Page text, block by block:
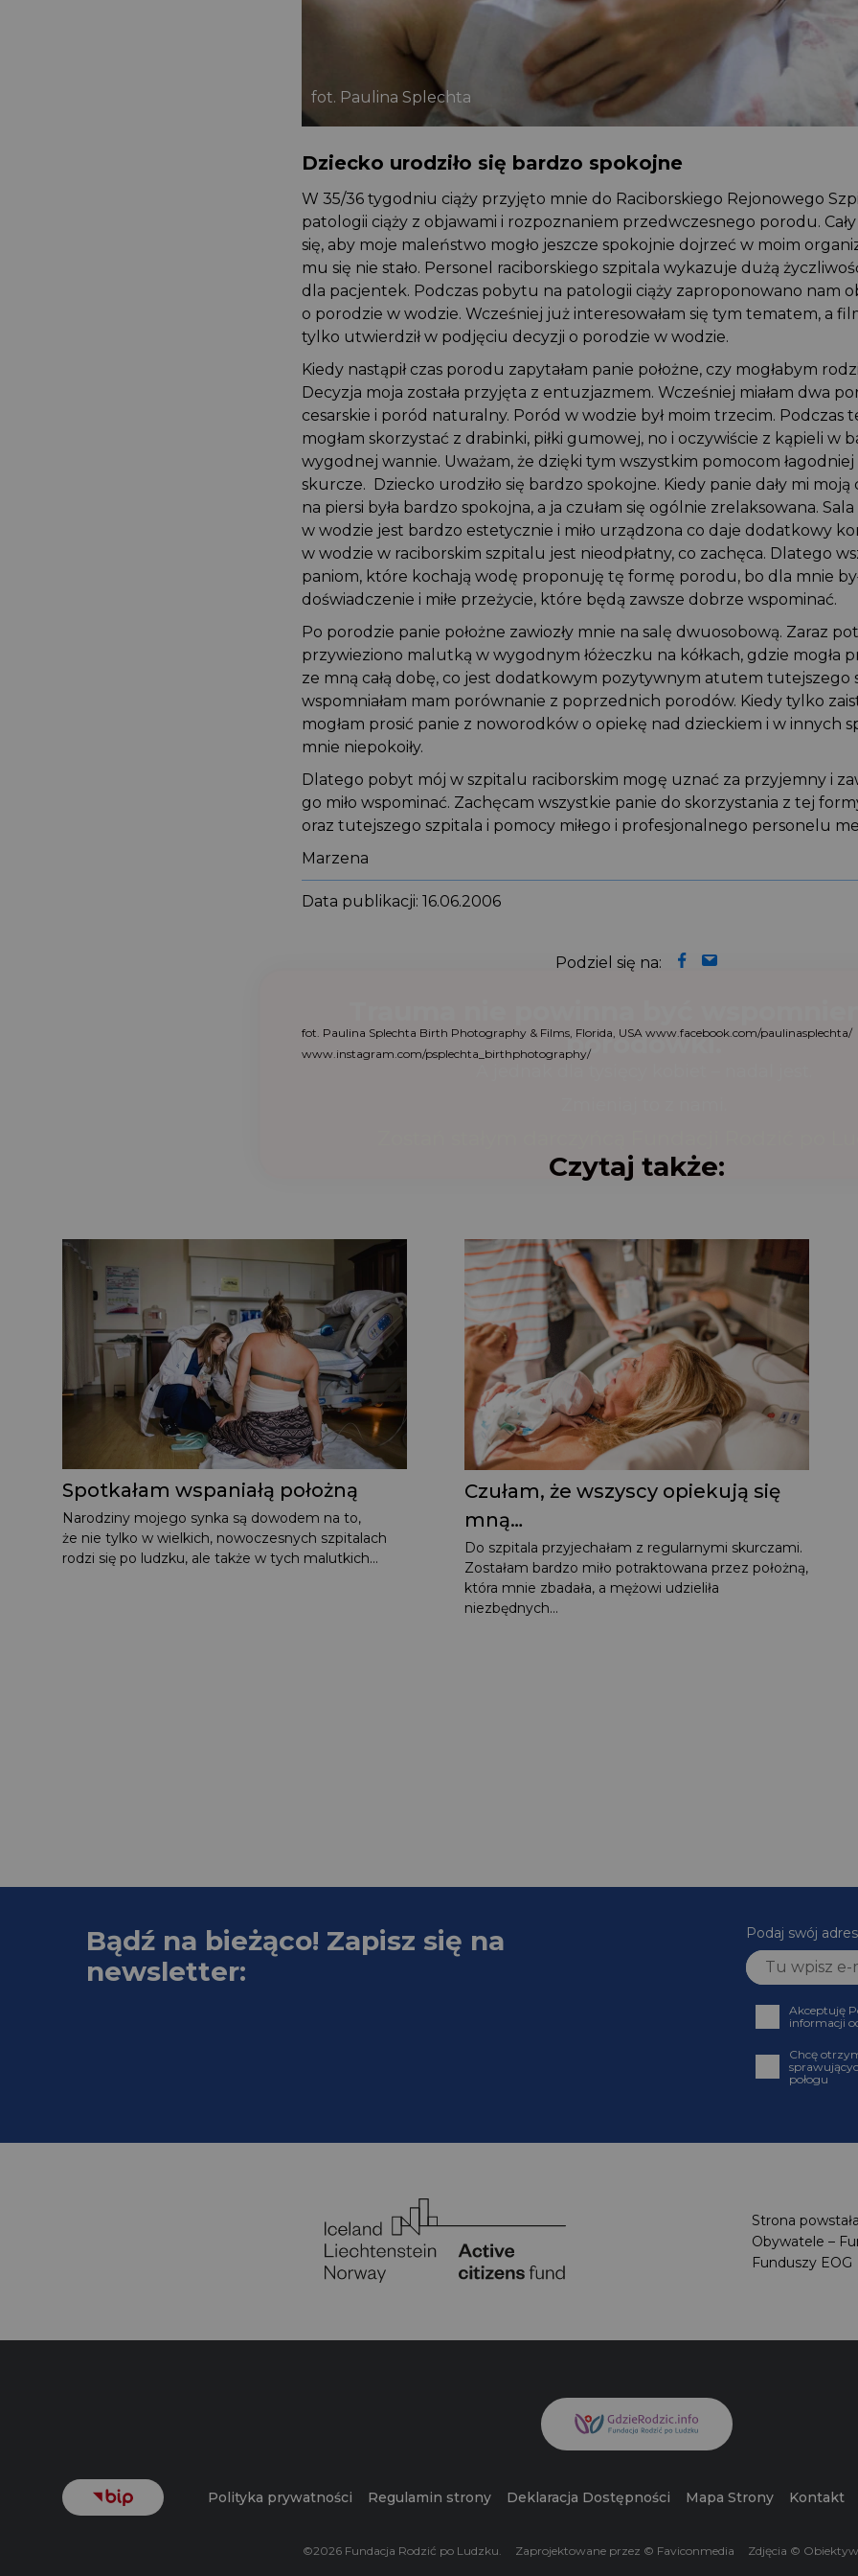
fot. Paulina Splechta
Dziecko urodziło się bardzo spokojne
W 35/36 tygodniu ciąży przyjęto mnie do Raciborskiego Rejonowego
patologii ciąży z objawami i rozpoznaniem przedwczesnego porodu.
się, aby moje maleństwo mogło jeszcze spokojnie dojrzeć w moim
mu się nie stało. Personel raciborskiego szpitala wykazuje dużą
dla pacjentek. Podczas pobytu na patologii ciąży zaproponowano nam
o porodzie w wodzie. Wcześniej już interesowałam się tym tematem, a
tylko utwierdził w podjęciu decyzji o porodzie w wodzie.
Kiedy nastąpił czas porodu zapytałam panie położne, czy mogłabym
Decyzja moja została przyjęta z entuzjazmem. Wcześniej miałam dwa
cesarskie i poród naturalny. Poród w wodzie był moim trzecim.
mogłam skorzystać z drabinki, piłki gumowej, no i oczywiście z kąpieli w
wygodnej wannie. Uważam, że dzięki tym wszystkim pomocom
skurcze. Dziecko urodziło się bardzo spokojne. Kiedy panie dały mi
na piersi była bardzo spokojna, a ja czułam się ogólnie zrelaksowana.
w wodzie jest bardzo estetycznie i miło urządzona co daje dodatkowy
w wodzie w raciborskim szpitalu jest nieodpłatny, co zachęca. Dlatego
paniom, które kochają wodę proponuję tę formę porodu, bo dla mnie
doświadczenie i miłe przeżycie, które będą zawsze dobrze wspominać.
Po porodzie panie położne zawiozły mnie na salę dwuosobową. Zaraz
przywieziono malutką w wygodnym łóżeczku na kółkach, gdzie mogła
ze mną całą dobę, co jest dodatkowym pozytywnym atutem tutejszego
wspomniałam mam porównanie z poprzednich porodów. Kiedy tylko
mogłam prosić panie z noworodków o opiekę nad dzieckiem i w innych
mnie niepokoiły.
Dlatego pobyt mój w szpitalu raciborskim mogę uznać za przyjemny i
go miło wspominać. Zachęcam wszystkie panie do skorzystania z tej
oraz tutejszego szpitala i pomocy miłego i profesjonalnego personelu
Marzena
Data publikacji: 16.06.2006
Podziel się na:
fot. Paulina Splechta Birth Photography & Films, Florida, USA www.facebook.com/paulinasplechta/
www.instagram.com/psplechta_birthphotography/
Czytaj także:
Spotkałam wspaniałą położną
Narodziny mojego synka są dowodem na to,
że nie tylko w wielkich, nowoczesnych szpitalach
rodzi się po ludzku, ale także w tych malutkich...
Czułam, że wszyscy opiekują się
mną…
Do szpitala przyjechałam z regularnymi skurczami.
Zostałam bardzo miło potraktowana przez położną,
która mnie zbadała, a mężowi udzieliła
niezbędnych...
Bądź na bieżąco! Zapisz się na
newsletter:
Podaj swój
informacji
Chcę
połogu
Strona
Obywatele –
Funduszy EOG
Polityka prywatności Regulamin strony Deklaracja Dostępności Mapa Strony Kontakt
©2026 Fundacja Rodzić po Ludzku. Zaprojektowane przez © Faviconmedia Zdjęcia ©